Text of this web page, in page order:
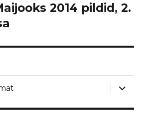
2014 pildid, 2.
laienda